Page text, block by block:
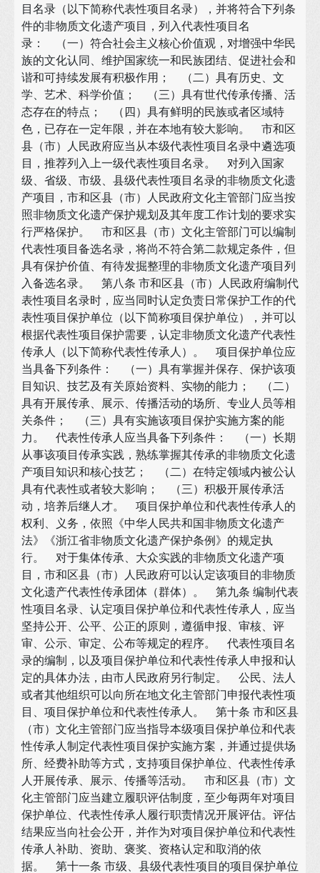
目名录（以下简称代表性项目名录），并将符合下列条
件的非物质文化遗产项目，列入代表性项目名
录： （一）符合社会主义核心价值观，对增强中华民
族的文化认同、维护国家统一和民族团结、促进社会和
谐和可持续发展有积极作用； （二）具有历史、文
学、艺术、科学价值； （三）具有世代传承传播、活
态存在的特点； （四）具有鲜明的民族或者区域特
色，已存在一定年限，并在本地有较大影响。 市和区
县（市）人民政府应当从本级代表性项目名录中遴选项
目，推荐列入上一级代表性项目名录。 对列入国家
级、省级、市级、县级代表性项目名录的非物质文化遗
产项目，市和区县（市）人民政府文化主管部门应当按
照非物质文化遗产保护规划及其年度工作计划的要求实
行严格保护。 市和区县（市）文化主管部门可以编制
代表性项目备选名录，将尚不符合第二款规定条件，但
具有保护价值、有待发掘整理的非物质文化遗产项目列
入备选名录。 第八条 市和区县（市）人民政府编制代
表性项目名录时，应当同时认定负责日常保护工作的代
表性项目保护单位（以下简称项目保护单位），并可以
根据代表性项目保护需要，认定非物质文化遗产代表性
传承人（以下简称代表性传承人）。 项目保护单位应
当具备下列条件： （一）具有掌握并保存、保护该项
目知识、技艺及有关原始资料、实物的能力； （二）
具有开展传承、展示、传播活动的场所、专业人员等相
关条件； （三）具有实施该项目保护实施方案的能
力。 代表性传承人应当具备下列条件： （一）长期
从事该项目传承实践，熟练掌握其传承的非物质文化遗
产项目知识和核心技艺； （二）在特定领域内被公认
具有代表性或者较大影响； （三）积极开展传承活
动，培养后继人才。 项目保护单位和代表性传承人的
权利、义务，依照《中华人民共和国非物质文化遗产
法》《浙江省非物质文化遗产保护条例》的规定执
行。 对于集体传承、大众实践的非物质文化遗产项
目，市和区县（市）人民政府可以认定该项目的非物质
文化遗产代表性传承团体（群体）。 第九条 编制代表
性项目名录、认定项目保护单位和代表性传承人，应当
坚持公开、公平、公正的原则，遵循申报、审核、评
审、公示、审定、公布等规定的程序。 代表性项目名
录的编制，以及项目保护单位和代表性传承人申报和认
定的具体办法，由市人民政府另行制定。 公民、法人
或者其他组织可以向所在地文化主管部门申报代表性项
目、项目保护单位和代表性传承人。 第十条 市和区县
（市）文化主管部门应当指导本级项目保护单位和代表
性传承人制定代表性项目保护实施方案，并通过提供场
所、经费补助等方式，支持项目保护单位、代表性传承
人开展传承、展示、传播等活动。 市和区县（市）文
化主管部门应当建立履职评估制度，至少每两年对项目
保护单位、代表性传承人履行职责情况开展评估。评估
结果应当向社会公开，并作为对项目保护单位和代表性
传承人补助、资助、褒奖、资格认定和取消的依
据。 第十一条 市级、县级代表性项目的项目保护单位